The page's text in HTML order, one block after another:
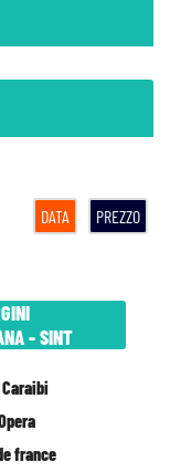
DATA PREZZO
- SINT
Caraibi
france